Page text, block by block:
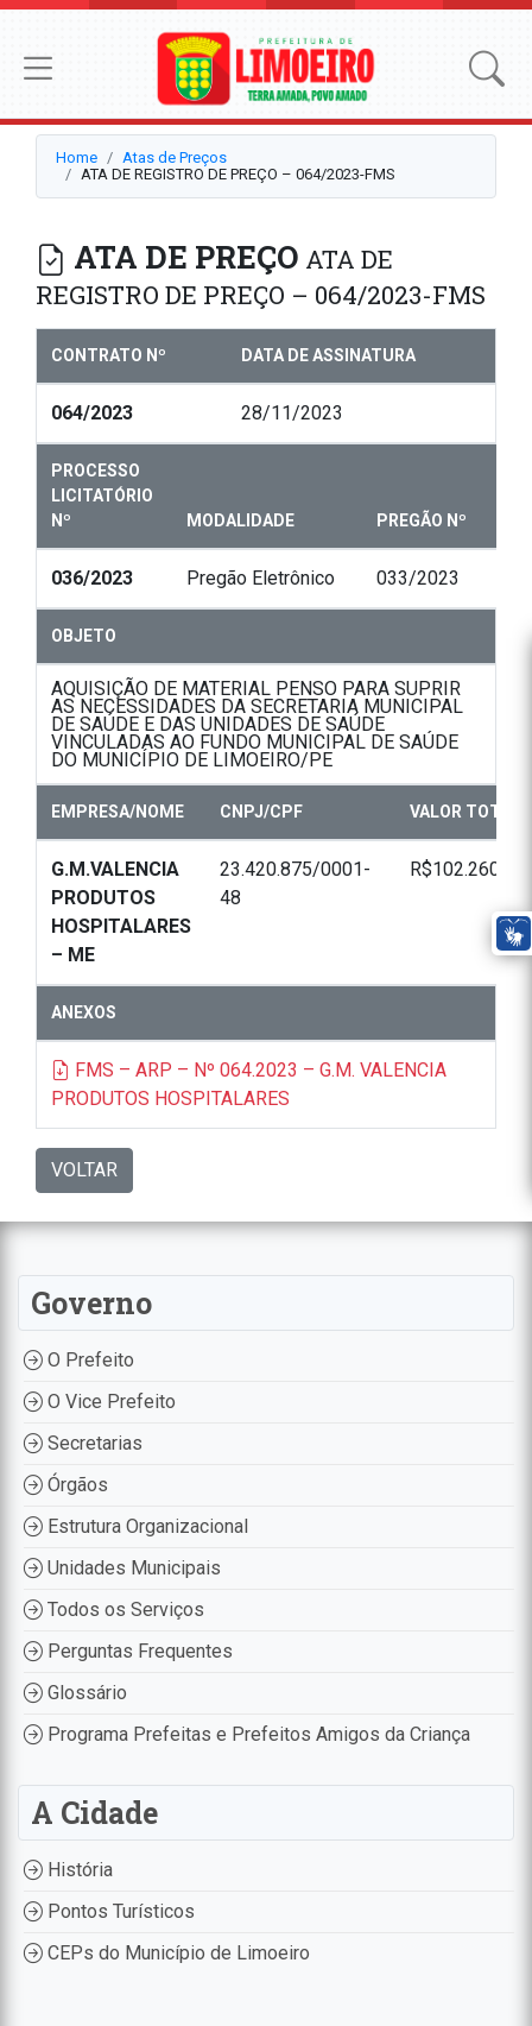
Home
Atas de Preços
ATA DE REGISTRO DE PREÇO – 064/2023-FMS
ATA DE PREÇO ATA DE
REGISTRO DE PREÇO – 064/2023-FMS
CONTRATO Nº DATA DE ASSINATURA
064/2023 28/11/2023
PROCESSO
LICITATÓRIO
Nº
MODALIDADE PREGÃO Nº
036/2023 Pregão Eletrônico 033/2023
OBJETO
AQUISIÇÃO DE MATERIAL PENSO PARA SUPRIR
AS NECESSIDADES DA SECRETARIA MUNICIPAL
DE SAÚDE E DAS UNIDADES DE SAÚDE
VINCULADAS AO FUNDO MUNICIPAL DE SAÚDE
DO MUNICÍPIO DE LIMOEIRO/PE
EMPRESA/NOME CNPJ/CPF VALOR TOTAL
G.M.VALENCIA
PRODUTOS
HOSPITALARES
– ME
23.420.875/0001-
48
R$102.260,00
ANEXOS
FMS – ARP – Nº 064.2023 – G.M. VALENCIA
PRODUTOS HOSPITALARES
VOLTAR
Governo
O Prefeito
O Vice Prefeito
Secretarias
Órgãos
Estrutura Organizacional
Unidades Municipais
Todos os Serviços
Perguntas Frequentes
Glossário
Programa Prefeitas e Prefeitos Amigos da Criança
A Cidade
História
Pontos Turísticos
CEPs do Município de Limoeiro